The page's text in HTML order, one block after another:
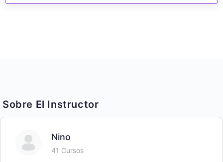
Sobre El Instructor
Nino
41 Cursos